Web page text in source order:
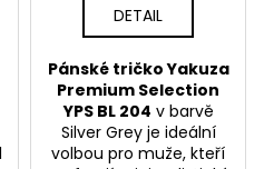
DETAIL
Pánské tričko Yakuza
Premium Selection
YPS BL 204 v barvě
Silver Grey je ideální
volbou pro muže, kteří